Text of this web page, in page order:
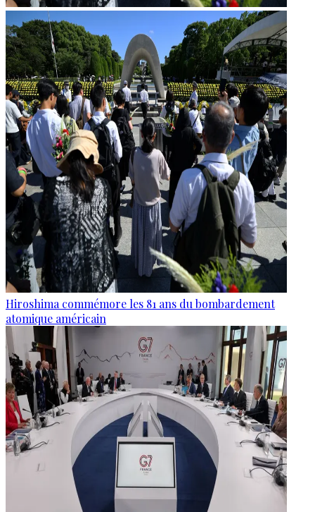
Hiroshima commémore les 81 ans du bombardement
atomique américain